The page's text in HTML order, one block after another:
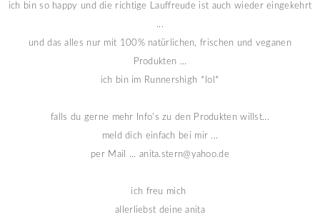
ich bin so happy und die richtige Lauffreude ist auch wieder eingekehrt
...
und das alles nur mit 100% natürlichen, frischen und veganen
Produkten ...
ich bin im Runnershigh *lol*
falls du gerne mehr Info's zu den Produkten willst...
meld dich einfach bei mir ...
per Mail ... anita.stern@yahoo.de
ich freu mich
allerliebst deine anita